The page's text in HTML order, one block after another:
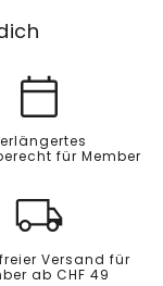
für Member
Versand für
ab CHF 49